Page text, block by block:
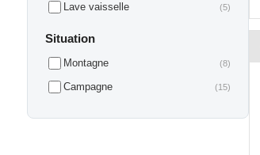
Lave vaisselle (5)
Situation
Montagne (8)
Campagne (15)